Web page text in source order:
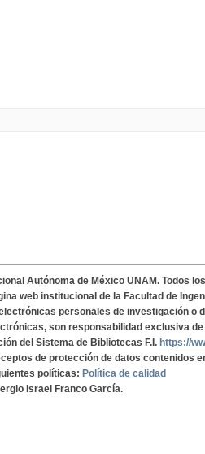
Autónoma de México UNAM. Todos
web institucional de la Facultad de
personales de investigación o
son responsabilidad exclusiva
del Sistema de Bibliotecas F.I. https://
de protección de datos contenidos
políticas: Política de calidad
Israel Franco García.